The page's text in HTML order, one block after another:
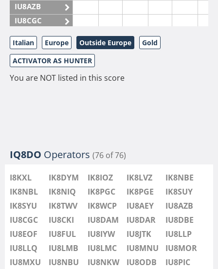
IU8AZB
IU8CGC
IU8CKI
IU8DAM
IU8DAR
IU8DBE
IU8LLQ
IU8LMB
IU8LMC
IU8MNU
IU8MOR
IU8MXU
IU8NBU
IU8NKW
Italian Europe Outside Europe
Gold
ACTIVATOR AS HUNTER
You are NOT listed in this score
IQ8DO Operators (76 of 76)
I8KXL IK8DYM IK8IOZ IK8LVZ
IK8NBE
IK8NBL
IK8NIQ IK8PGC IK8PGE
IK8SUY
IK8SYU
IK8TWV IK8WCP IU8AEY
IU8AZB
IU8CGC
IU8CKI IU8DAM IU8DAR
IU8DBE
IU8EOF
IU8FUL IU8IYW IU8JTK
IU8LLP
IU8LLQ
IU8LMB IU8LMC IU8MNU
IU8MOR
IU8MXU
IU8NBU IU8NKW IU8ODB
IU8PIC